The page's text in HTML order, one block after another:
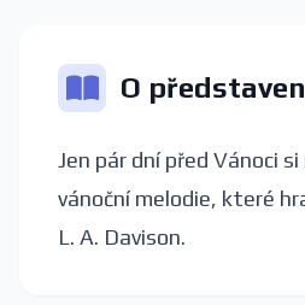
O
Jen pár dní před Vánoci
vánoční melodie, které
L. A. Davison.